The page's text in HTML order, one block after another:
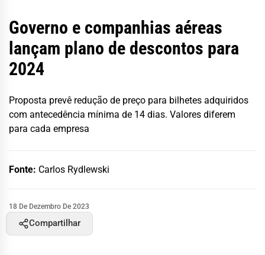
Governo e companhias aéreas
lançam plano de descontos para
2024
Proposta prevê redução de preço para bilhetes adquiridos
com antecedência mínima de 14 dias. Valores diferem
para cada empresa
Fonte: Carlos Rydlewski
18 De Dezembro De 2023
Compartilhar